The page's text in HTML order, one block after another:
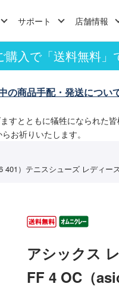
サポート 店舗情報
入で「送料無料」
の商品手配・発送につい
とともに犠牲になられた皆
お祈りいたします。
）テニスシューズ レディー
アシックス
FF 4 OC（